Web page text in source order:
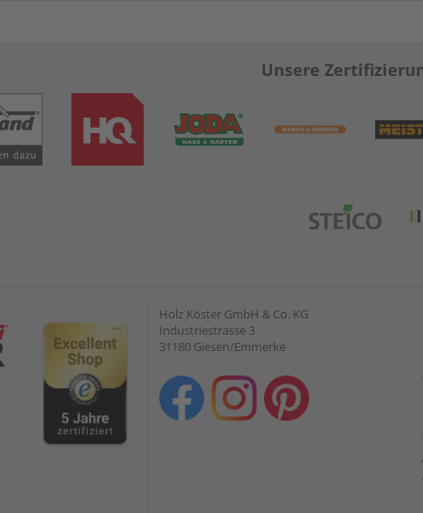
Unsere
Holz Köster GmbH & Co. KG
Industriestrasse 3
31180 Giesen/Emmerke